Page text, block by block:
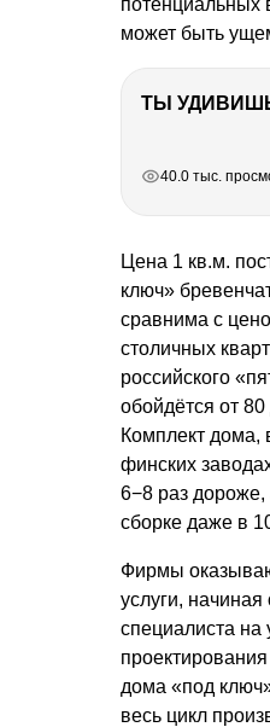
может быть
40.0 тыс.
Цена 1 кв.м.
ключ»
сравнима с
столичных
российского
обойдётся от
Комплект
финских
6−8 раз
сборке даже в
Фирмы
услуги, начиная
специалиста на
дома «под
весь цикл